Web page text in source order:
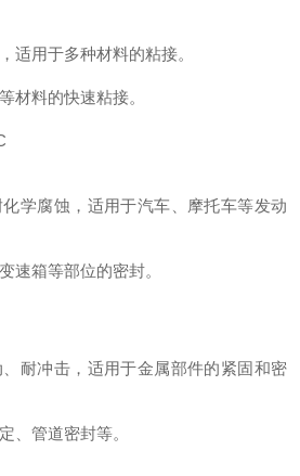
适用于多种材料的粘接。
材料的快速粘接。
学腐蚀，适用于汽车、摩托车等发动
速箱等部位的密封。
耐冲击，适用于金属部件的紧固和密
、管道密封等。